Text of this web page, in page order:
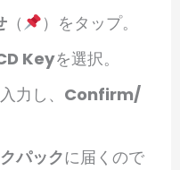
（
）をタップ。
Keyを選択。
入力し、 Confirm/
パックに届くので